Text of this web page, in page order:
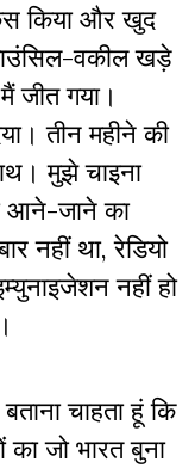
किया और खुद
वकील खड़े
जीत गया।
तीन महीने की
मुझे चाइना
आने-जाने का
नहीं था, रेडियो
नहीं हो
चाहता हूं कि
जो भारत बुना